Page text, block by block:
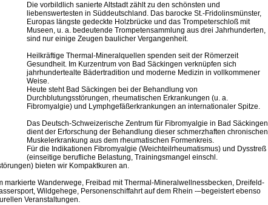
Die vorbildlich sanierte Altstadt zählt zu den schönsten und
liebenswertesten in Süddeutschland. Das barocke St.-Fridolinsmünster,
Europas längste gedeckte Holzbrücke und das Trompeterschloß mit
Museen, u. a. bedeutende Trompetensammlung aus drei Jahrhunderten,
sind nur einige Zeugen baulicher Vergangenheit.
Heilkräftige Thermal-Mineralquellen spenden seit der Römerzeit
Gesundheit. Im Kurzentrum von Bad Säckingen verknüpfen sich
jahrhundertealte Bädertradition und moderne Medizin in vollkommener
Weise.
Heute steht Bad Säckingen bei der Behandlung von
Durchblutungsstörungen, rheumatischen Erkrankungen (u. a.
Fibromyalgie) und Lymphgefäßerkrankungen an internationaler Spitze.
Das Deutsch-Schweizerische Zentrum für Fibromyalgie in Bad Säckingen
dient der Erforschung der Behandlung dieser schmerzhaften chronischen
Muskelerkrankung aus dem rheumatischen Formenkreis.
Für die Indikationen Fibromyalgie (Weichteilrheumatismus) und Dysstreß
(einseitige berufliche Belastung, Trainingsmangel einschl.
bieten wir Kompaktkuren an.
markierte Wanderwege, Freibad mit Thermal-Mineralwellnessbecken, Dreifeld-
Wildgehege, Personenschiffahrt auf dem Rhein -–begeistert ebenso
Veranstaltungen.